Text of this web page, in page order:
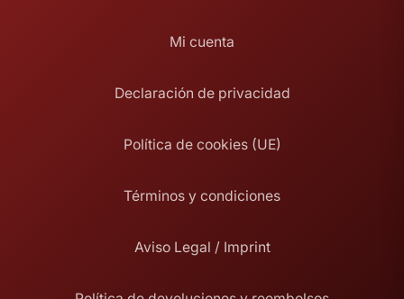
Mi cuenta
Declaración de privacidad
Política de cookies (UE)
Términos y condiciones
Aviso Legal / Imprint